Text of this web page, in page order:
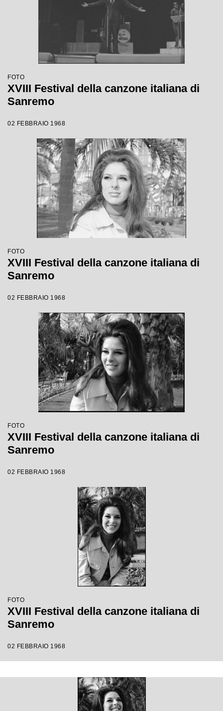
FOTO
XVIII Festival della canzone italiana di
Sanremo
02 FEBBRAIO 1968
FOTO
XVIII Festival della canzone italiana di
Sanremo
02 FEBBRAIO 1968
FOTO
XVIII Festival della canzone italiana di
Sanremo
02 FEBBRAIO 1968
FOTO
XVIII Festival della canzone italiana di
Sanremo
02 FEBBRAIO 1968